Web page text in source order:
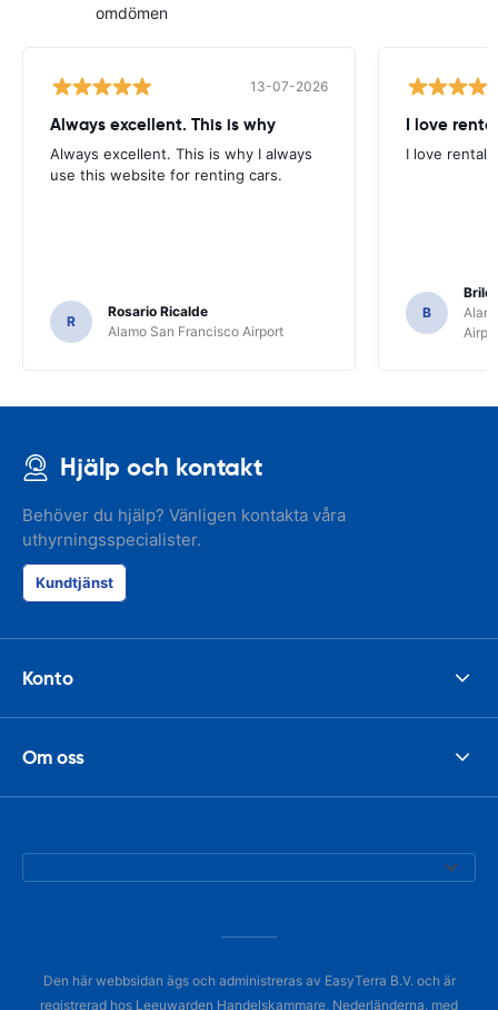
omdömen
13-07-2026
Always excellent. This is why
Always excellent. This is why I always
use this website for renting cars.
R
Rosario Ricalde
Alamo San Francisco Airport
I love
I love rental
B
Hjälp och kontakt
Behöver du hjälp? Vänligen kontakta våra
uthyrningsspecialister.
Kundtjänst
Konto
Om oss
Den här webbsidan ägs och administreras av EasyTerra B.V. och är
registrerad hos Leeuwarden Handelskammare, Nederländerna, med